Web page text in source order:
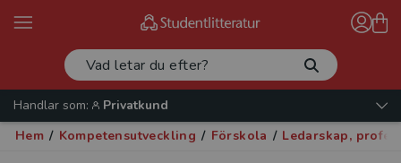
Handlar som:
Privatkund
Hem / Kompetensutveckling / Förskola / Ledarskap,